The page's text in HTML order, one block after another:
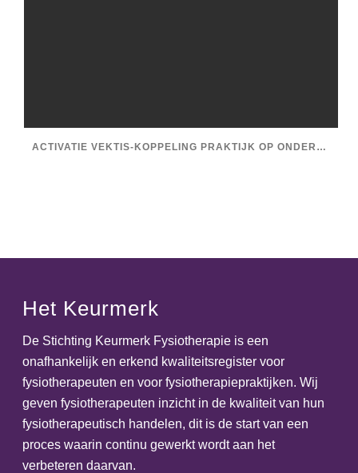
ACTIVATIE VEKTIS-KOPPELING PRAKTIJK OP ONDERNEMINGS- EN VESTIGINGSNIVEAU
Het Keurmerk
De Stichting Keurmerk Fysiotherapie is een
onafhankelijk en erkend kwaliteitsregister voor
fysiotherapeuten en voor fysiotherapiepraktijken. Wij
geven fysiotherapeuten inzicht in de kwaliteit van hun
fysiotherapeutisch handelen, dit is de start van een
proces waarin continu gewerkt wordt aan het
verbeteren daarvan.